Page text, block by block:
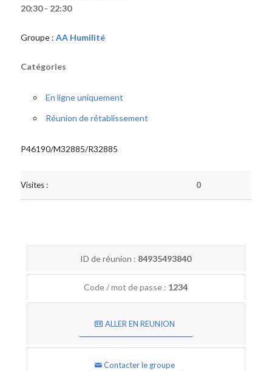
20:30 - 22:30
Groupe : AA Humilité
Catégories
En ligne uniquement
Réunion de rétablissement
P46190/M32885/R32885
Visites : 0
ID de réunion : 84935493840
Code / mot de passe : 1234
ALLER EN REUNION
Contacter le groupe